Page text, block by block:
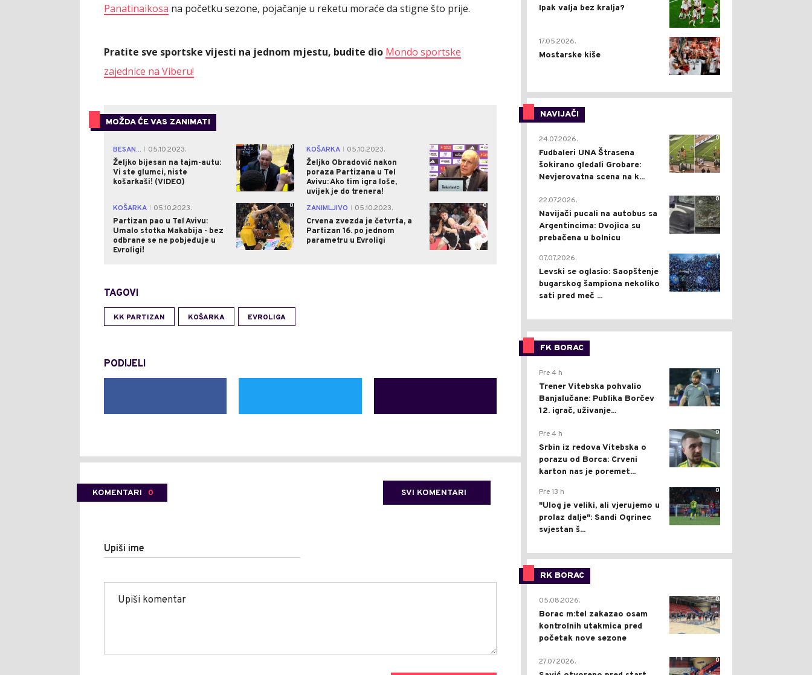
Panatinaikosa na početku sezone, pojačanje u reketu moraće da stigne što prije.
Pratite sve sportske vijesti na jednom mjestu, budite dio Mondo sportske
zajednice na Viberu!
MOŽDA ĆE VAS ZANIMATI
BESAN...
05.10.2023.
Željko bijesan na tajm-autu:
Vi ste glumci, niste
košarkaši! (VIDEO)
0 KOŠARKA
05.10.2023.
Željko Obradović nakon
poraza Partizana u Tel
Avivu: Ako tim igra loše,
uvijek je do trenera!
0
KOŠARKA
05.10.2023.
Partizan pao u Tel Avivu:
Umalo stotka Makabija - bez
odbrane se ne pobjeđuje u
Evroligi!
0 ZANIMLJIVO
05.10.2023.
Crvena zvezda je četvrta, a
Partizan 16. po jednom
parametru u Evroligi
0
TAGOVI
KK PARTIZAN KOŠARKA EVROLIGA
PODIJELI
KOMENTARI 0 SVI KOMENTARI
Upiši ime
Ipak valja bez kralja?
0
17.05.2026.
Mostarske kiše
NAVIJAČI
0
24.07.2026.
Fudbaleri UNA Štrasena
šokirano gledali Grobare:
Nevjerovatna scena na k...
0
22.07.2026.
Navijači pucali na autobus sa
Argentincima: Dvojica su
prebačena u bolnicu
1
07.07.2026.
Levski se oglasio: Saopštenje
bugarskog šampiona nekoliko
sati pred meč ...
FK BORAC
0
Pre 4 h
Trener Vitebska pohvalio
Banjalučane: Publika Borčev
12. igrač, uživanje...
0
Pre 4 h
Srbin iz redova Vitebska o
porazu od Borca: Crveni
karton nas je poremet...
0
Pre 13 h
"Ulog je veliki, ali vjerujemo u
prolaz dalje": Sandi Ogrinec
svjestan š...
RK BORAC
0
05.08.2026.
Borac m:tel zakazao osam
kontrolnih utakmica pred
početak nove sezone
0
27.07.2026.